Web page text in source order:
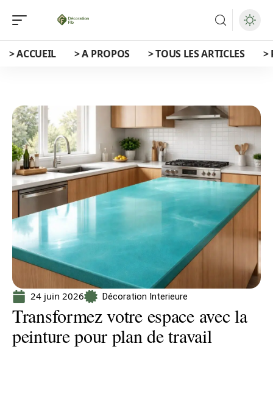
> ACCUEIL > A PROPOS > TOUS LES ARTICLES >
24 juin 2026 Décoration Interieure
Transformez votre espace avec la
peinture pour plan de travail